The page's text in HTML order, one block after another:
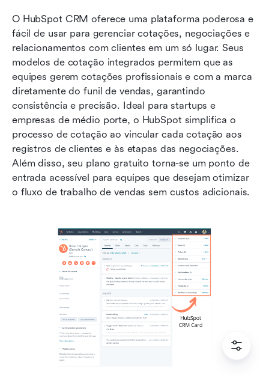
O HubSpot CRM oferece uma plataforma poderosa e
fácil de usar para gerenciar cotações, negociações e
relacionamentos com clientes em um só lugar. Seus
modelos de cotação integrados permitem que as
equipes gerem cotações profissionais e com a marca
diretamente do funil de vendas, garantindo
consistência e precisão. Ideal para startups e
empresas de médio porte, o HubSpot simplifica o
processo de cotação ao vincular cada cotação aos
registros de clientes e às etapas das negociações.
Além disso, seu plano gratuito torna-se um ponto de
entrada acessível para equipes que desejam otimizar
o fluxo de trabalho de vendas sem custos adicionais.